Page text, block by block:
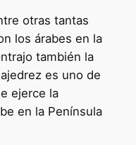
otras tantas
los árabes en la
también la
es uno de
ejerce la
en la Península